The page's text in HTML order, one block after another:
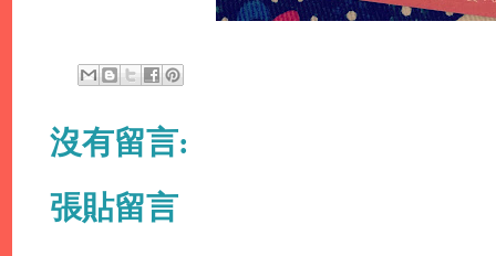
沒有留言:
張貼留言